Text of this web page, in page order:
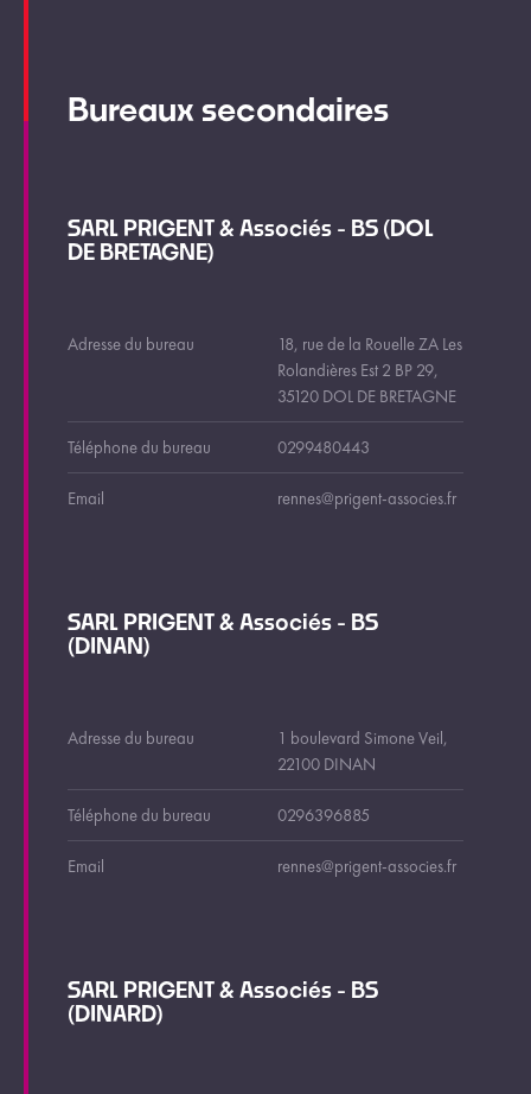
Bureaux secondaires
SARL PRIGENT & Associés - BS (DOL
DE BRETAGNE)
Adresse du bureau
18, rue de la Rouelle ZA Les
Rolandières Est 2 BP 29,
35120 DOL DE BRETAGNE
Téléphone du bureau 0299480443
Email rennes@prigent-associes.fr
SARL PRIGENT & Associés - BS
(DINAN)
Adresse du bureau
1 boulevard Simone Veil,
22100 DINAN
Téléphone du bureau 0296396885
Email rennes@prigent-associes.fr
SARL PRIGENT & Associés - BS
(DINARD)